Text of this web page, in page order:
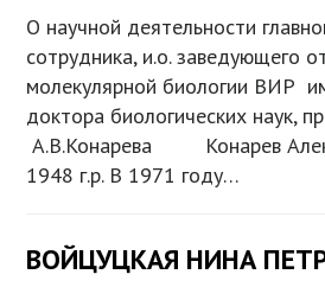
О научной деятельности
сотрудника, и.о. заведующего
молекулярной биологии ВИР
доктора биологических наук,
А.В.Конарева Конарев
1948 г.р. В 1971 году…
ВОЙЦУЦКАЯ НИНА